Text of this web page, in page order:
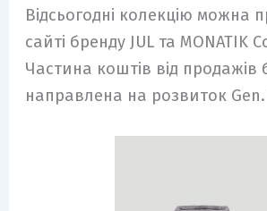
Відсьогодні колекцію можна
сайті бренду JUL та MONATIK
Частина коштів від продажів
направлена на розвиток